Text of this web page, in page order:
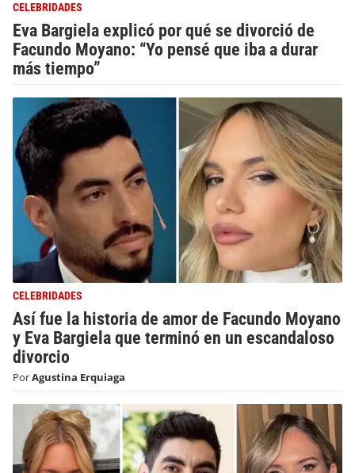
CELEBRIDADES
Eva Bargiela explicó por qué se divorció de
Facundo Moyano: “Yo pensé que iba a durar
más tiempo”
CELEBRIDADES
Así fue la historia de amor de Facundo Moyano
y Eva Bargiela que terminó en un escandaloso
divorcio
PorAgustina Erquiaga